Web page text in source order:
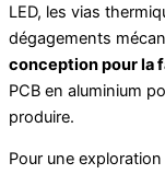
LED, les vias
dégagements
conception pour la
PCB en aluminium
produire.
Pour une